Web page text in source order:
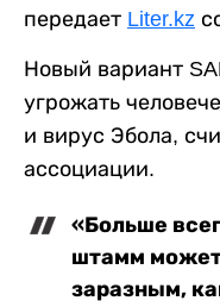
передает Liter.kz
Новый вариант
угрожать
и вирус Эбола,
ассоциации.
«Больше
штамм
заразным,